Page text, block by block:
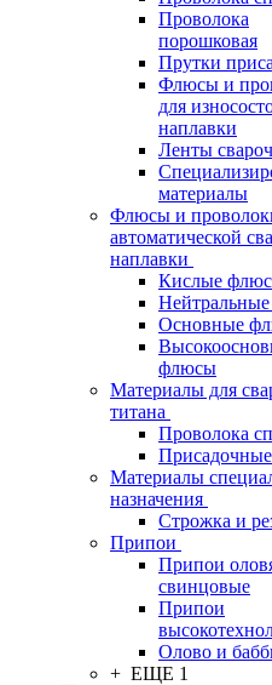
Проволока
порошковая
Прутки
Флюсы и
для
наплавки
Ленты
материалы
Флюсы и
автоматической
наплавки
Кислые
Основные
флюсы
Материалы для
титана
Проволока
Материалы
назначения
Строжка и
Припои
Припои
свинцовые
Припои
Олово и
+ ЕЩЕ 1